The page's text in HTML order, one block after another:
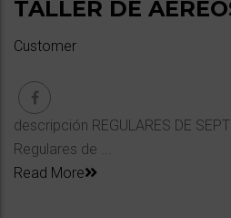
TALLER DE
Customer
descripción REGULARES DE
Regulares de ...
Read More